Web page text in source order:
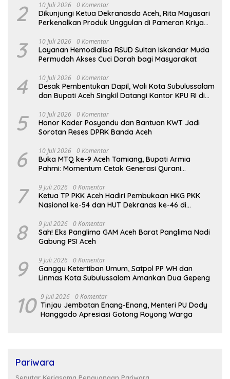
2 10 Juli 2026 0 Komentar
Dikunjungi Ketua Dekranasda Aceh, Rita Mayasari
Perkenalkan Produk Unggulan di Pameran Kriya
3 10 Juli 2026 0 Komentar
Layanan Hemodialisa RSUD Sultan Iskandar Muda
Permudah Akses Cuci Darah bagi Masyarakat
4 10 Juli 2026 0 Komentar
Desak Pembentukan Dapil, Wali Kota Subulussalam
dan Bupati Aceh Singkil Datangi Kantor KPU RI di
5 10 Juli 2026 0 Komentar
Honor Kader Posyandu dan Bantuan KWT Jadi
Sorotan Reses DPRK Banda Aceh
6 10 Juli 2026 0 Komentar
Buka MTQ ke-9 Aceh Tamiang, Bupati Armia
Pahmi: Momentum Cetak Generasi Qurani
7 9 Juli 2026 0 Komentar
Ketua TP PKK Aceh Hadiri Pembukaan HKG PKK
Nasional ke-54 dan HUT Dekranas ke-46 di
8 9 Juli 2026 0 Komentar
Sah! Eks Panglima GAM Aceh Barat Panglima Nadi
Gabung PSI Aceh
9 9 Juli 2026 0 Komentar
Ganggu Ketertiban Umum, Satpol PP WH dan
Linmas Kota Subulussalam Amankan Dua Gepeng
10 9 Juli 2026 0 Komentar
Tinjau Jembatan Enang-Enang, Menteri PU Dody
Hanggodo Apresiasi Gotong Royong Warga
Pariwara